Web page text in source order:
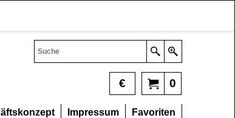
0
€
Impressum Favoriten